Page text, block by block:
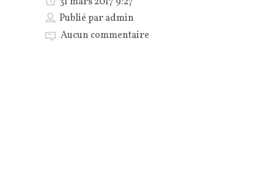
Publié paradmin
Aucun commentaire